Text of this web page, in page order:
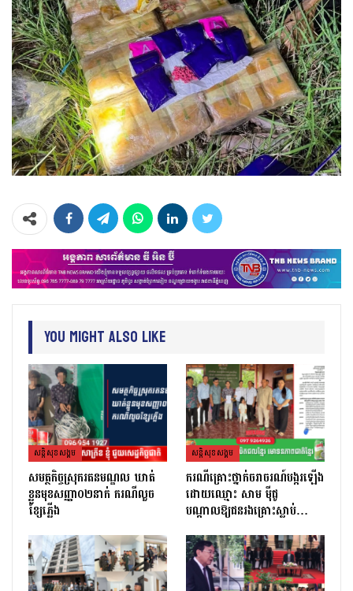
You Might Also Like
សន្តិសុខសង្គម
សមត្ថកិច្ចស្រុករតនមណ្ឌល ឃាត់
ខ្លួនមុខសញ្ញា០២នាក់ ករណីលួច
ខ្សែភ្លើង
សន្តិសុខសង្គម
ករណីគ្រោះថ្នាក់ចរាចរណ៍បង្ករឡើង
ដោយឈ្មោះ សាម ម៉ីជូ
បណ្ដាលឱ្យជនរងគ្រោះស្លាប់…